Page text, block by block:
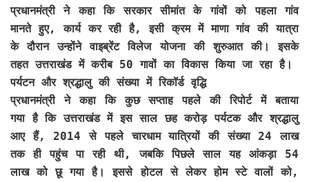
प्रधानमंत्री ने कहा कि सरकार सीमांत के गांवों को पहला गांव
मानते हुए, कार्य कर रही है, इसी क्रम में माणा गांव की यात्रा
के दौरान उन्होंने वाइब्रेंट विलेज योजना की शुरुआत की। इसके
तहत उत्तराखंड में करीब 50 गावों का विकास किया जा रहा है।
पर्यटन और श्रद्धालु की संख्या में रिकॉर्ड वृद्धि
प्रधानमंत्री ने कहा कि कुछ सप्ताह पहले की रिपोर्ट में बताया
गया है कि उत्तराखंड में इस साल छह करोड़ पर्यटक और श्रद्धालु
आए हैं, 2014 से पहले चारधाम यात्रियों की संख्या 24 लाख
तक ही पहुंच पा रही थी, जबकि पिछले साल यह आंकड़ा 54
लाख को छू गया है। इससे होटल से लेकर होम स्टे वालों को,